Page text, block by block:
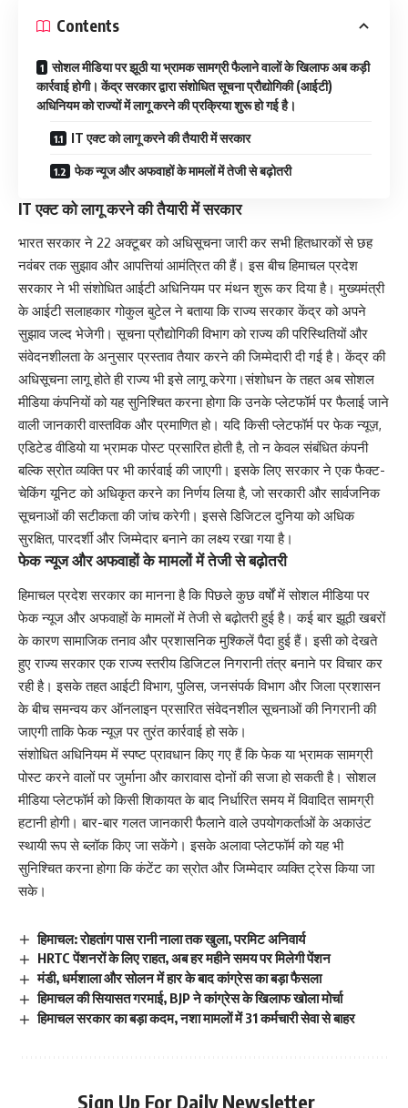
Contents
सोशल मीडिया पर झूठी या भ्रामक सामग्री फैलाने वालों के खिलाफ अब कड़ी
कार्रवाई होगी। केंद्र सरकार द्वारा संशोधित सूचना प्रौद्योगिकी (आईटी)
अधिनियम को राज्यों में लागू करने की प्रक्रिया शुरू हो गई है।
IT एक्ट को लागू करने की तैयारी में सरकार
फेक न्यूज और अफवाहों के मामलों में तेजी से बढ़ोतरी
IT एक्ट को लागू करने की तैयारी में सरकार
भारत सरकार ने 22 अक्टूबर को अधिसूचना जारी कर सभी हितधारकों से छह
नवंबर तक सुझाव और आपत्तियां आमंत्रित की हैं। इस बीच हिमाचल प्रदेश
सरकार ने भी संशोधित आईटी अधिनियम पर मंथन शुरू कर दिया है। मुख्यमंत्री
के आईटी सलाहकार गोकुल बुटेल ने बताया कि राज्य सरकार केंद्र को अपने
सुझाव जल्द भेजेगी। सूचना प्रौद्योगिकी विभाग को राज्य की परिस्थितियों और
संवेदनशीलता के अनुसार प्रस्ताव तैयार करने की जिम्मेदारी दी गई है। केंद्र की
अधिसूचना लागू होते ही राज्य भी इसे लागू करेगा।संशोधन के तहत अब सोशल
मीडिया कंपनियों को यह सुनिश्चित करना होगा कि उनके प्लेटफॉर्म पर फैलाई जाने
वाली जानकारी वास्तविक और प्रमाणित हो। यदि किसी प्लेटफॉर्म पर फेक न्यूज़,
एडिटेड वीडियो या भ्रामक पोस्ट प्रसारित होती है, तो न केवल संबंधित कंपनी
बल्कि स्रोत व्यक्ति पर भी कार्रवाई की जाएगी। इसके लिए सरकार ने एक फैक्ट-
चेकिंग यूनिट को अधिकृत करने का निर्णय लिया है, जो सरकारी और सार्वजनिक
सूचनाओं की सटीकता की जांच करेगी। इससे डिजिटल दुनिया को अधिक
सुरक्षित, पारदर्शी और जिम्मेदार बनाने का लक्ष्य रखा गया है।
फेक न्यूज और अफवाहों के मामलों में तेजी से बढ़ोतरी
हिमाचल प्रदेश सरकार का मानना है कि पिछले कुछ वर्षों में सोशल मीडिया पर
फेक न्यूज और अफवाहों के मामलों में तेजी से बढ़ोतरी हुई है। कई बार झूठी खबरों
के कारण सामाजिक तनाव और प्रशासनिक मुश्किलें पैदा हुई हैं। इसी को देखते
हुए राज्य सरकार एक राज्य स्तरीय डिजिटल निगरानी तंत्र बनाने पर विचार कर
रही है। इसके तहत आईटी विभाग, पुलिस, जनसंपर्क विभाग और जिला प्रशासन
के बीच समन्वय कर ऑनलाइन प्रसारित संवेदनशील सूचनाओं की निगरानी की
जाएगी ताकि फेक न्यूज़ पर तुरंत कार्रवाई हो सके।
संशोधित अधिनियम में स्पष्ट प्रावधान किए गए हैं कि फेक या भ्रामक सामग्री
पोस्ट करने वालों पर जुर्माना और कारावास दोनों की सजा हो सकती है। सोशल
मीडिया प्लेटफॉर्म को किसी शिकायत के बाद निर्धारित समय में विवादित सामग्री
हटानी होगी। बार-बार गलत जानकारी फैलाने वाले उपयोगकर्ताओं के अकाउंट
स्थायी रूप से ब्लॉक किए जा सकेंगे। इसके अलावा प्लेटफॉर्म को यह भी
सुनिश्चित करना होगा कि कंटेंट का स्रोत और जिम्मेदार व्यक्ति ट्रेस किया जा
सके।
हिमाचल: रोहतांग पास रानी नाला तक खुला, परमिट अनिवार्य
HRTC पेंशनरों के लिए राहत, अब हर महीने समय पर मिलेगी पेंशन
मंडी, धर्मशाला और सोलन में हार के बाद कांग्रेस का बड़ा फैसला
हिमाचल की सियासत गरमाई, BJP ने कांग्रेस के खिलाफ खोला मोर्चा
हिमाचल सरकार का बड़ा कदम, नशा मामलों में 31 कर्मचारी सेवा से बाहर
Sign Up For Daily Newsletter